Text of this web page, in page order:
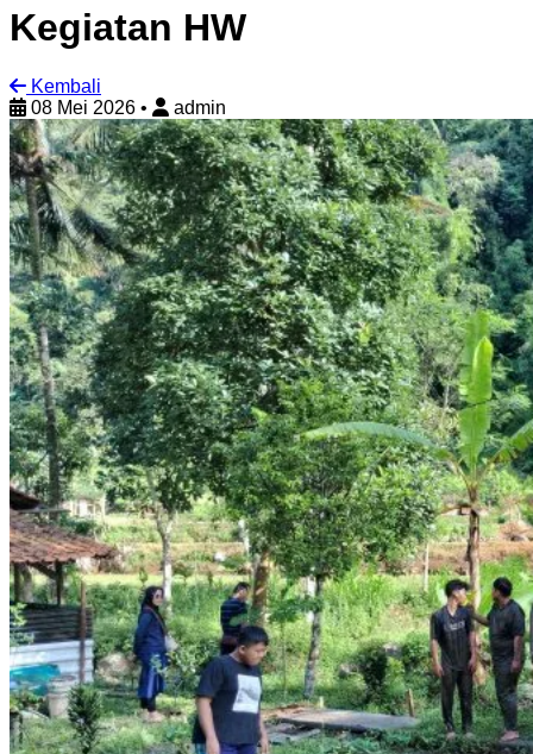
Kegiatan HW
Kembali
08 Mei 2026 • admin